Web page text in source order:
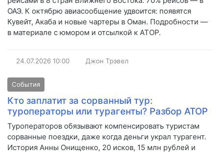
ОАЭ. К октябрю авиасообщение удвоится: появятся
Кувейт, Акаба и новые чартеры в Оман. Подробности —
в материале с юмором и отсылкой к АТОР.
24.07.2026 10:00 Джон Трэвел
События
Кто заплатит за сорванный тур:
туроператоры или турагенты? Разбор АТОР
Туроператоров обязывают компенсировать туристам
сорванные поездки, даже когда деньги украл турагент.
История Анны Онищенко, 20 исков, 15 млн рублей и